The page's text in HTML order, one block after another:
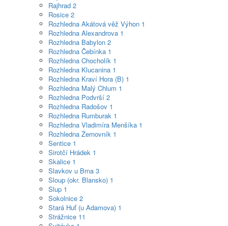
Rajhrad 2
Rosice 2
Rozhledna Akátová věž Výhon 1
Rozhledna Alexandrova 1
Rozhledna Babylon 2
Rozhledna Čebínka 1
Rozhledna Chocholík 1
Rozhledna Klucanina 1
Rozhledna Kraví Hora (B) 1
Rozhledna Malý Chlum 1
Rozhledna Podvrší 2
Rozhledna Radošov 1
Rozhledna Rumburak 1
Rozhledna Vladimíra Menšíka 1
Rozhledna Žernovník 1
Sentice 1
Sirotčí Hrádek 1
Skalice 1
Slavkov u Brna 3
Sloup (okr. Blansko) 1
Slup 1
Sokolnice 2
Stará Huť (u Adamova) 1
Strážnice 11